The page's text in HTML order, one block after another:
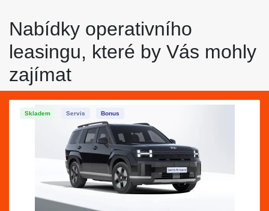
Nabídky operativního
leasingu, které by Vás mohly
zajímat
Skladem Servis Bonus